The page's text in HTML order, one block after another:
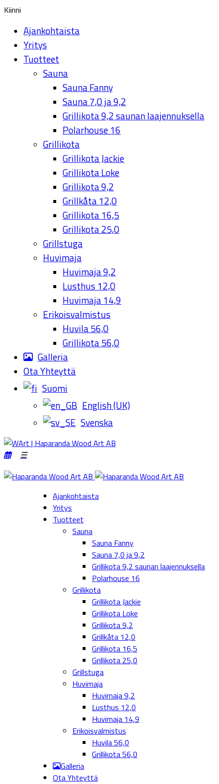
Kiinni
Ajankohtaista
Yritys
Tuotteet
Sauna
Sauna Fanny
Sauna 7,0 ja 9,2
Grillikota 9,2 saunan laajennuksella
Polarhouse 16
Grillikota
Grillikota Jackie
Grillikota Loke
Grillikota 9,2
Grillkåta 12,0
Grillikota 16,5
Grillikota 25,0
Grillstuga
Huvimaja
Huvimaja 9,2
Lusthus 12,0
Huvimaja 14,9
Erikoisvalmistus
Huvila 56,0
Grillikota 56,0
Galleria
Ota Yhteyttä
Suomi
English (UK)
Svenska
Ajankohtaista
Yritys
Tuotteet
Sauna
Sauna Fanny
Sauna 7,0 ja 9,2
Grillikota 9,2 saunan laajennuksella
Polarhouse 16
Grillikota
Grillikota Jackie
Grillikota Loke
Grillikota 9,2
Grillkåta 12,0
Grillikota 16,5
Grillikota 25,0
Grillstuga
Huvimaja
Huvimaja 9,2
Lusthus 12,0
Huvimaja 14,9
Erikoisvalmistus
Huvila 56,0
Grillikota 56,0
Galleria
Ota Yhteyttä